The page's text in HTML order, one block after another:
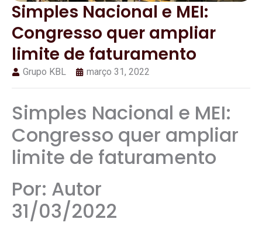
Simples Nacional e MEI:
Congresso quer ampliar
limite de faturamento
Grupo KBL março 31, 2022
Simples Nacional e MEI:
Congresso quer ampliar
limite de faturamento
Por: Autor
31/03/2022